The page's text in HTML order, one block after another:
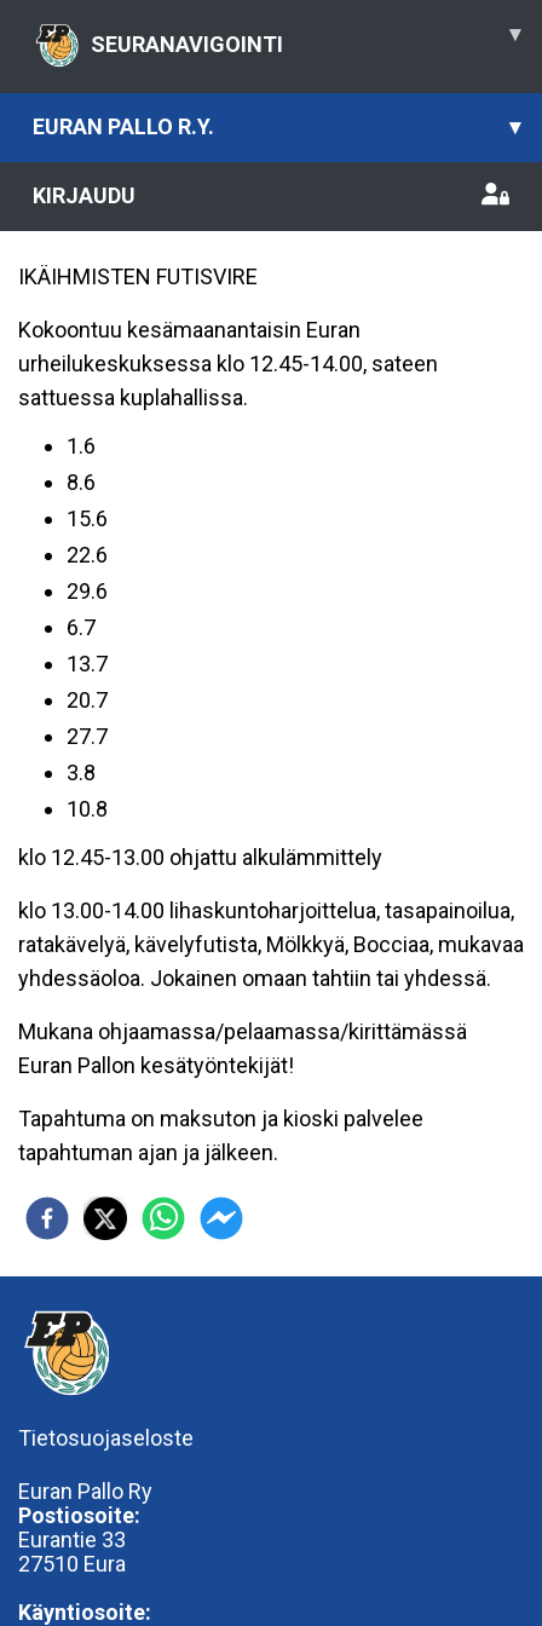
SEURANAVIGOINTI ▾
EURAN PALLO R.Y. ▾
KIRJAUDU
IKÄIHMISTEN FUTISVIRE
Kokoontuu kesämaanantaisin Euran
urheilukeskuksessa klo 12.45-14.00, sateen
sattuessa kuplahallissa.
1.6
8.6
15.6
22.6
29.6
6.7
13.7
20.7
27.7
3.8
10.8
klo 12.45-13.00 ohjattu alkulämmittely
klo 13.00-14.00 lihaskuntoharjoittelua, tasapainoilua,
ratakävelyä, kävelyfutista, Mölkkyä, Bocciaa, mukavaa
yhdessäoloa. Jokainen omaan tahtiin tai yhdessä.
Mukana ohjaamassa/pelaamassa/kirittämässä
Euran Pallon kesätyöntekijät!
Tapahtuma on maksuton ja kioski palvelee
tapahtuman ajan ja jälkeen.
Tietosuojaseloste
Euran Pallo Ry
Postiosoite:
Eurantie 33
27510 Eura
Käyntiosoite: